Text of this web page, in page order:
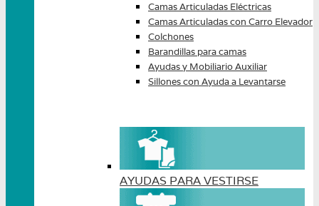
Camas Articuladas Eléctricas
Camas Articuladas con Carro Elevador
Colchones
Barandillas para camas
Ayudas y Mobiliario Auxiliar
Sillones con Ayuda a Levantarse
AYUDAS PARA VESTIRSE